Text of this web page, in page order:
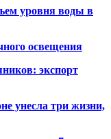
уровня воды в
освещения
экспорт
унесла три жизни,